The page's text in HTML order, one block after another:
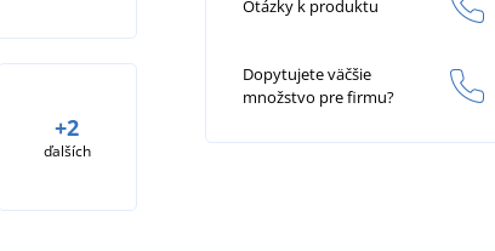
+2
ďalších
Otázky k produktu
Dopytujete väčšie
množstvo pre firmu?